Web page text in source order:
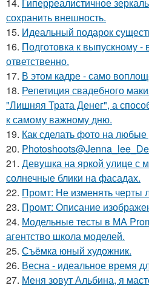
сохранить внешность.
15. Идеальный подарок
16. Подготовка к выпускному -
ответственно.
17. В этом кадре - само
18. Репетиция свадебного
"Лишняя Трата Денег", а
к самому важному дню.
19. Как сделать фото на
20.
21. Девушка на яркой улице с
солнечные блики на фасадах.
22. Промт: Не изменять черты
23. Промт: Описание
24. Модельные тесты в МА
агентство школа моделей.
25. Съёмка юный художник.
26. Весна - идеальное время
27. Меня зовут Альбина, я